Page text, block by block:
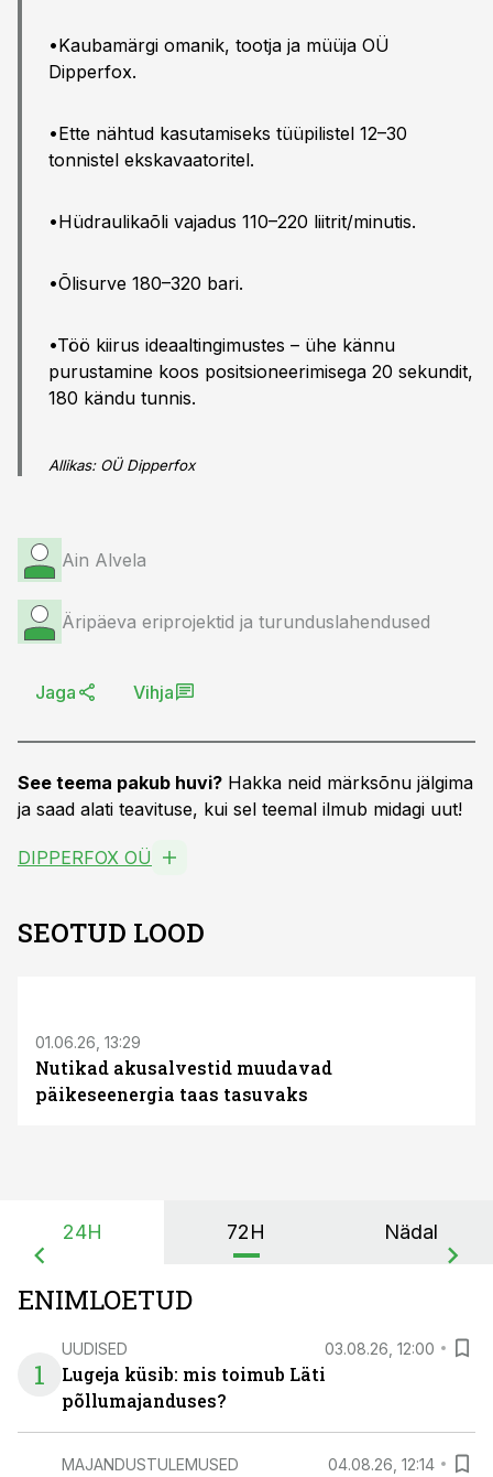
•Kaubamärgi omanik, tootja ja müüja OÜ
Dipperfox.
•Ette nähtud kasutamiseks tüüpilistel 12–30
tonnistel ekskavaatoritel.
•Hüdraulikaõli vajadus 110–220 liitrit/minutis.
•Õlisurve 180–320 bari.
•Töö kiirus ideaaltingimustes – ühe kännu
purustamine koos positsioneerimisega 20 sekundit,
180 kändu tunnis.
Allikas: OÜ Dipperfox
Ain Alvela
Äripäeva eriprojektid ja turunduslahendused
Jaga Vihja
See teema pakub huvi? Hakka neid märksõnu jälgima
ja saad alati teavituse, kui sel teemal ilmub midagi uut!
DIPPERFOX OÜ
SEOTUD LOOD
01.06.26, 13:29
Nutikad akusalvestid muudavad
päikeseenergia taas tasuvaks
24H 72H Nädal
ENIMLOETUD
1
UUDISED 03.08.26, 12:00
Lugeja küsib: mis toimub Läti
põllumajanduses?
MAJANDUSTULEMUSED 04.08.26, 12:14